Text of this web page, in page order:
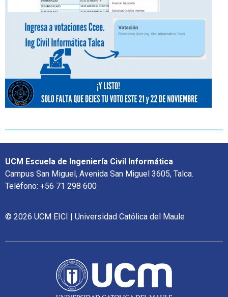
UCM Escuela de Ingeniería Civil Informática
Campus San Miguel, Avenida San Miguel 3605, Talca.
Teléfono: +56 71 298 600
© 2026 UCM EICI | Universidad Católica del Maule